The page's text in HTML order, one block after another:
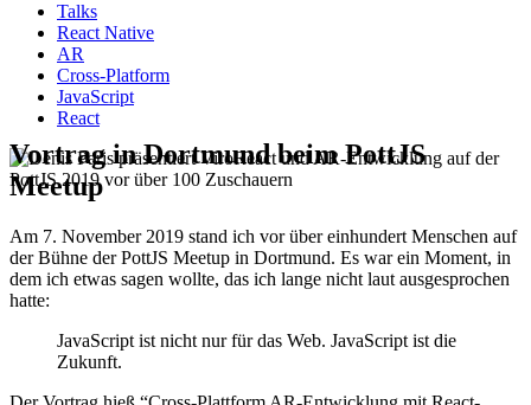
Talks
React Native
AR
Cross-Platform
JavaScript
React
Vortrag in Dortmund beim PottJS
Meetup
Am 7. November 2019 stand ich vor über einhundert Menschen auf
der Bühne der PottJS Meetup in Dortmund. Es war ein Moment, in
dem ich etwas sagen wollte, das ich lange nicht laut ausgesprochen
hatte:
JavaScript ist nicht nur für das Web. JavaScript ist die
Zukunft.